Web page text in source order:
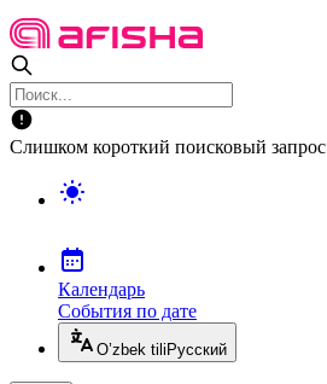
Слишком короткий поисковый запрос
Календарь
События по дате
O’zbek tili Русский